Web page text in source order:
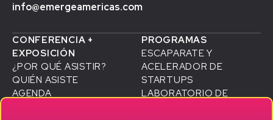
info@emergeamericas.com
CONFERENCIA +
EXPOSICIÓN
¿POR QUÉ ASISTIR?
QUIÉN ASISTE
AGENDA
PROGRAMAS
ESCAPARATE Y
ACELERADOR DE
STARTUPS
LABORATORIO DE